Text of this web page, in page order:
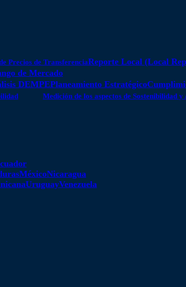
Precios de TransferenciaReporte Local (Local
de Mercado
DEMPEPlaneamiento Estratégico
Medición de los aspectos de Sostenibilidad y
MéxicoNicaragua
UruguayVenezuela